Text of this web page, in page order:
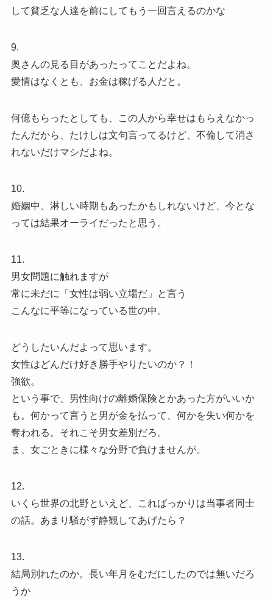
して貧乏な人達を前にしてもう一回言えるのかな
9.
奥さんの見る目があったってことだよね。
愛情はなくとも、お金は稼げる人だと。
何億もらったとしても、この人から幸せはもらえなかっ
たんだから、たけしは文句言ってるけど、不倫して消さ
れないだけマシだよね。
10.
婚姻中、淋しい時期もあったかもしれないけど、今とな
っては結果オーライだったと思う。
11.
男女問題に触れますが
常に未だに「女性は弱い立場だ」と言う
こんなに平等になっている世の中。
どうしたいんだよって思います。
女性はどんだけ好き勝手やりたいのか？！
強欲。
という事で、男性向けの離婚保険とかあった方がいいか
も。何かって言うと男が金を払って、何かを失い何かを
奪われる。それこそ男女差別だろ。
ま、女ごときに様々な分野で負けませんが。
12.
いくら世界の北野といえど、こればっかりは当事者同士
の話。あまり騒がず静観してあげたら？
13.
結局別れたのか。長い年月をむだにしたのでは無いだろ
うか